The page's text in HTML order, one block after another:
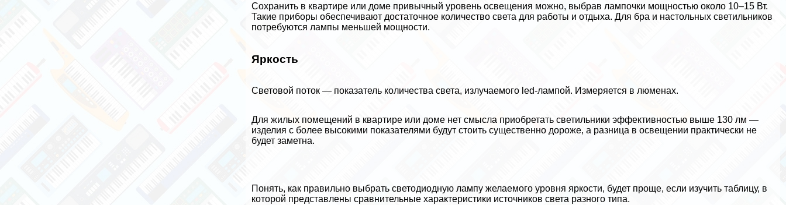
Сохранить в квартире или доме привычный уровень освещения можно, выбрав лампочки мощностью около 10–15 Вт.
Такие приборы обеспечивают достаточное количество света для работы и отдыха. Для бра и настольных светильников
потребуются лампы меньшей мощности.
Яркость
Световой поток — показатель количества света, излучаемого led-лампой. Измеряется в люменах.
Для жилых помещений в квартире или доме нет смысла приобретать светильники эффективностью выше 130 лм —
изделия с более высокими показателями будут стоить существенно дороже, а разница в освещении пpaктически не
будет заметна.
Понять, как правильно выбрать светодиодную лампу желаемого уровня яркости, будет проще, если изучить таблицу, в
которой представлены сравнительные хаpaктеристики источников света разного типа.